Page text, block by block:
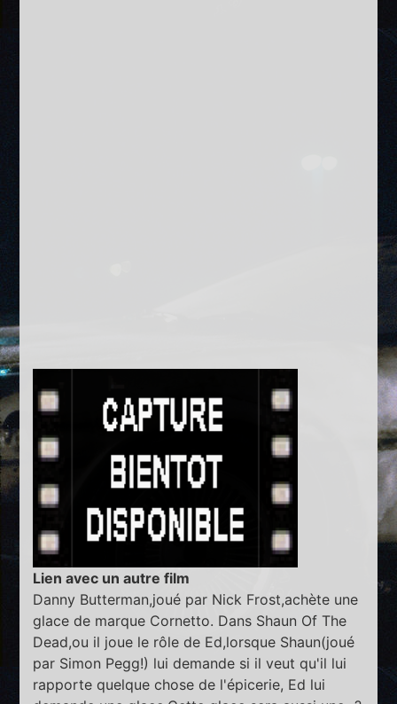
Lien avec un autre film
Danny Butterman,joué par Nick Frost,achète une
glace de marque Cornetto. Dans Shaun Of The
Dead,ou il joue le rôle de Ed,lorsque Shaun(joué
par Simon Pegg!) lui demande si il veut qu'il lui
rapporte quelque chose de l'épicerie, Ed lui